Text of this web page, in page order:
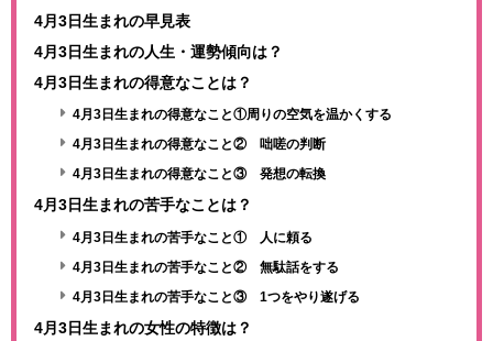
4月3日生まれの早見表
4月3日生まれの人生・運勢傾向は？
4月3日生まれの得意なことは？
4月3日生まれの得意なこと①周りの空気を温かくする
4月3日生まれの得意なこと② 咄嗟の判断
4月3日生まれの得意なこと③ 発想の転換
4月3日生まれの苦手なことは？
4月3日生まれの苦手なこと① 人に頼る
4月3日生まれの苦手なこと② 無駄話をする
4月3日生まれの苦手なこと③ 1つをやり遂げる
4月3日生まれの女性の特徴は？